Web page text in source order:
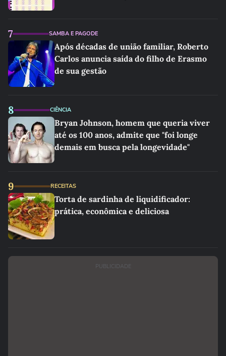
7 SAMBA E PAGODE
Após décadas de união familiar, Roberto
Carlos anuncia saída do filho de Erasmo
de sua gestão
8 CIÊNCIA
Bryan Johnson, homem que queria viver
até os 100 anos, admite que "foi longe
demais em busca pela longevidade"
9 RECEITAS
Torta de sardinha de liquidificador:
prática, econômica e deliciosa
PUBLICIDADE